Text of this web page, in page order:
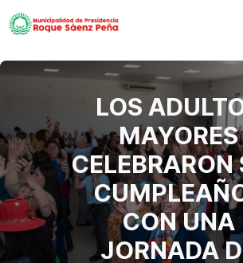
LOS
MAYORES
CELEBRARON
CON UNA
JORNADA